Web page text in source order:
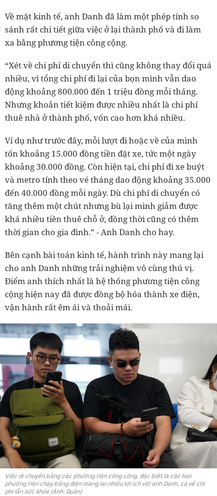
Về mặt kinh tế, anh Danh đã làm một phép tính so
sánh rất chi tiết giữa việc ở lại thành phố và đi làm
xa bằng phương tiện công cộng.
“Xét về chi phí di chuyển thì cũng không thay đổi quá
nhiều, vì tổng chi phí đi lại của bọn mình vẫn dao
động khoảng 800.000 đến 1 triệu đồng mỗi tháng.
Nhưng khoản tiết kiệm được nhiều nhất là chi phí
thuê nhà ở thành phố, vốn cao hơn khá nhiều.
Ví dụ như trước đây, mỗi lượt đi hoặc về của mình
tốn khoảng 15.000 đồng tiền đặt xe, tức một ngày
khoảng 30.000 đồng. Còn hiện tại, chi phí đi xe buýt
và metro tính theo vé tháng dao động khoảng 35.000
đến 40.000 đồng mỗi ngày. Dù chi phí di chuyển có
tăng thêm một chút nhưng bù lại mình giảm được
khá nhiều tiền thuê chỗ ở, đồng thời cũng có thêm
thời gian cho gia đình.” - Anh Danh cho hay.
Bên cạnh bài toán kinh tế, hành trình này mang lại
cho anh Danh những trải nghiệm vô cùng thú vị.
Điểm anh thích nhất là hệ thống phương tiện công
cộng hiện nay đã được đồng bộ hóa thành xe điện,
vận hành rất êm ái và thoải mái.
Việc di chuyển bằng các phương tiện công cộng, đặc biệt là các loại
phương tiện chạy bằng điện mang lại nhiều lợi ích với anh Danh, cả về chi
phí lẫn sức khỏe (Ảnh: Quân)